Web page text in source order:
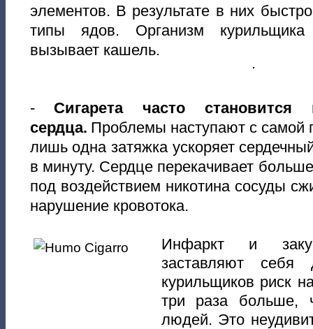
элементов. В результате в них
типы ядов. Организм курильщика
вызывает кашель.
- Сигарета часто становится
сердца. Проблемы наступают с самой
лишь одна затяжка ускоряет
в минуту. Сердце перекачивает
под воздействием никотина сосуды
нарушение кровотока.
Инфаркт и
заставляют
курильщиков риск
три раза больше,
людей. Это